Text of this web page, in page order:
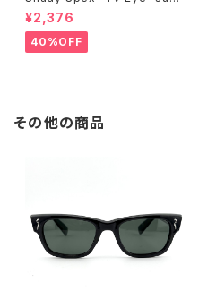
lasses, Silver w/Rose Grad
ient lenses
¥2,376
40%OFF
その他の商品